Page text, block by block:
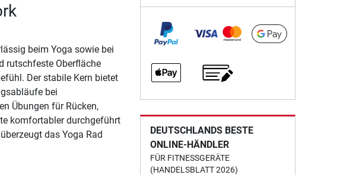
beim Yoga sowie bei
rutschfeste Oberfläche
Der stabile Kern bietet
bei
Übungen für Rücken,
komfortabler durchgeführt
das Yoga Rad
DEUTSCHLANDS BESTE
ONLINE-HÄNDLER
FÜR FITNESSGERÄTE
(HANDELSBLATT 2026)